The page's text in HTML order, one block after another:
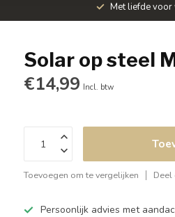
Met liefde voor
Solar op steel
€14,99 Incl. btw
Toevoegen om te vergelijken
Persoonlijk advies met